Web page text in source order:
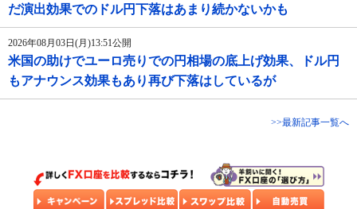
だ演出効果でのドル円下落はあまり続かないかも
2026年08月03日(月)13:51公開
米国の助けでユーロ売りでの円相場の底上げ効果、ドル円
もアナウンス効果もあり再び下落はしているが
>>最新記事一覧へ